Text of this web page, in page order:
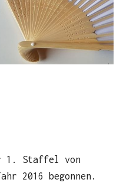
1. Staffel von
2016 begonnen.